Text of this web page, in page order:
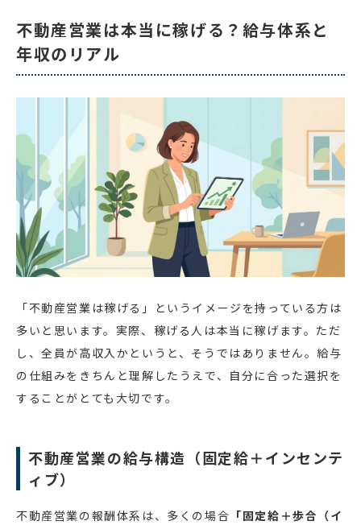
不動産営業は本当に稼げる？給与体系と
年収のリアル
「不動産営業は稼げる」というイメージを持っている方は
多いと思います。実際、稼げる人は本当に稼げます。ただ
し、全員が高収入かというと、そうではありません。給与
の仕組みをきちんと理解したうえで、自分に合った選択を
することがとても大切です。
不動産営業の給与構造（固定給＋インセンテ
ィブ）
不動産営業の報酬体系は、多くの場合 「固定給＋歩合（イ